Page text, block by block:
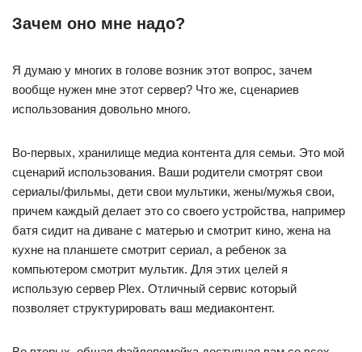
Зачем оно мне надо?
Я думаю у многих в голове возник этот вопрос, зачем
вообще нужен мне этот сервер? Что же, сценариев
использования довольно много.
Во-первых, хранилище медиа контента для семьи. Это мой
сценарий использования. Ваши родители смотрят свои
сериалы/фильмы, дети свои мультики, жены/мужья свои,
причем каждый делает это со своего устройства, например
батя сидит на диване с матерью и смотрит кино, жена на
кухне на планшете смотрит сериал, а ребенок за
компьютером смотрит мультик. Для этих целей я
использую сервер Plex. Отличный сервис который
позволяет структурировать ваш медиаконтент.